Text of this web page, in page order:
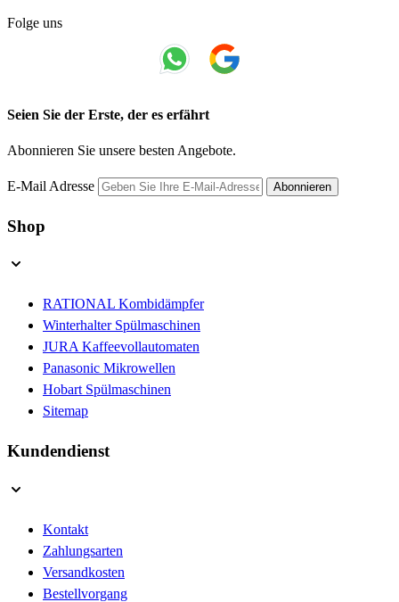
Folge uns
Seien Sie der Erste, der es erfährt
Abonnieren Sie unsere besten Angebote.
E-Mail Adresse Abonnieren
Shop
RATIONAL Kombidämpfer
Winterhalter Spülmaschinen
JURA Kaffeevollautomaten
Panasonic Mikrowellen
Hobart Spülmaschinen
Sitemap
Kundendienst
Kontakt
Zahlungsarten
Versandkosten
Bestellvorgang